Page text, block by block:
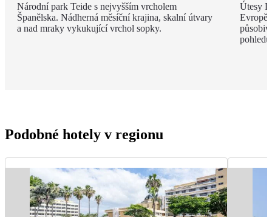
Národní park Teide s nejvyšším vrcholem
Španělska. Nádherná měsíční krajina, skalní útvary
a nad mraky vykukující vrchol sopky.
Útesy
Evropě,
Podobné hotely v regionu